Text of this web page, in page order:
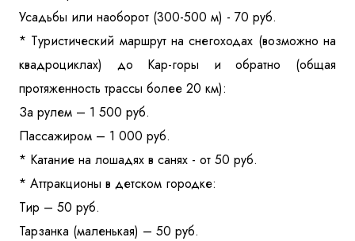
Усадьбы или наоборот (300-500 м) - 70 руб.
* Туристический маршрут на снегоходах (возможно на
квадроциклах) до Кар-горы и обратно (общая
протяженность трассы более 20 км):
За рулем – 1 500 руб.
Пассажиром – 1 000 руб.
* Катание на лошадях в санях - от 50 руб.
* Аттракционы в детском городке:
Тир – 50 руб.
Тарзанка (маленькая) – 50 руб.